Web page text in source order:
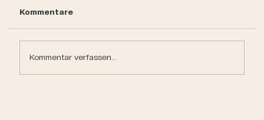
Kommentare
Kommentar verfassen...